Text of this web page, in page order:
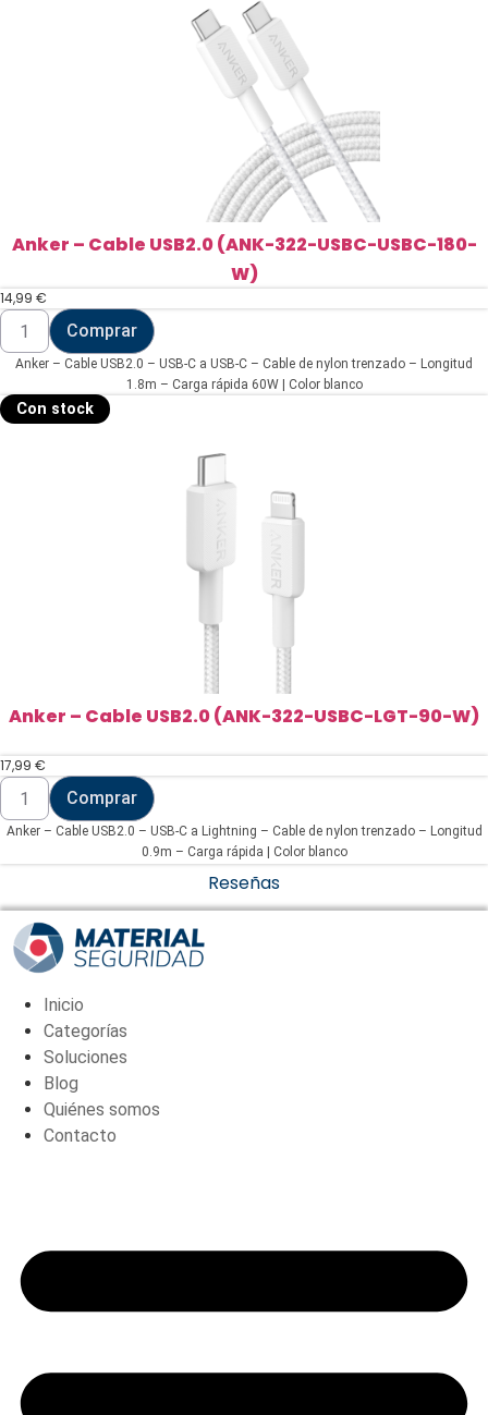
Anker – Cable USB2.0 (ANK-322-USBC-USBC-180-
W)
14,99 €
Anker
Cable
USB2.0
322-
USBC-
Comprar
Anker – Cable USB2.0 – USB-C a USB-C – Cable de nylon trenzado – Longitud
1.8m – Carga rápida 60W | Color blanco
Con stock
Anker – Cable USB2.0 (ANK-322-USBC-LGT-90-W)
17,99 €
Anker
Cable
USB2.0
LGT-
90-
W)
cantidad
Comprar
Anker – Cable USB2.0 – USB-C a Lightning – Cable de nylon trenzado – Longitud
0.9m – Carga rápida | Color blanco
Reseñas
Inicio
Categorías
Soluciones
Blog
Quiénes somos
Contacto